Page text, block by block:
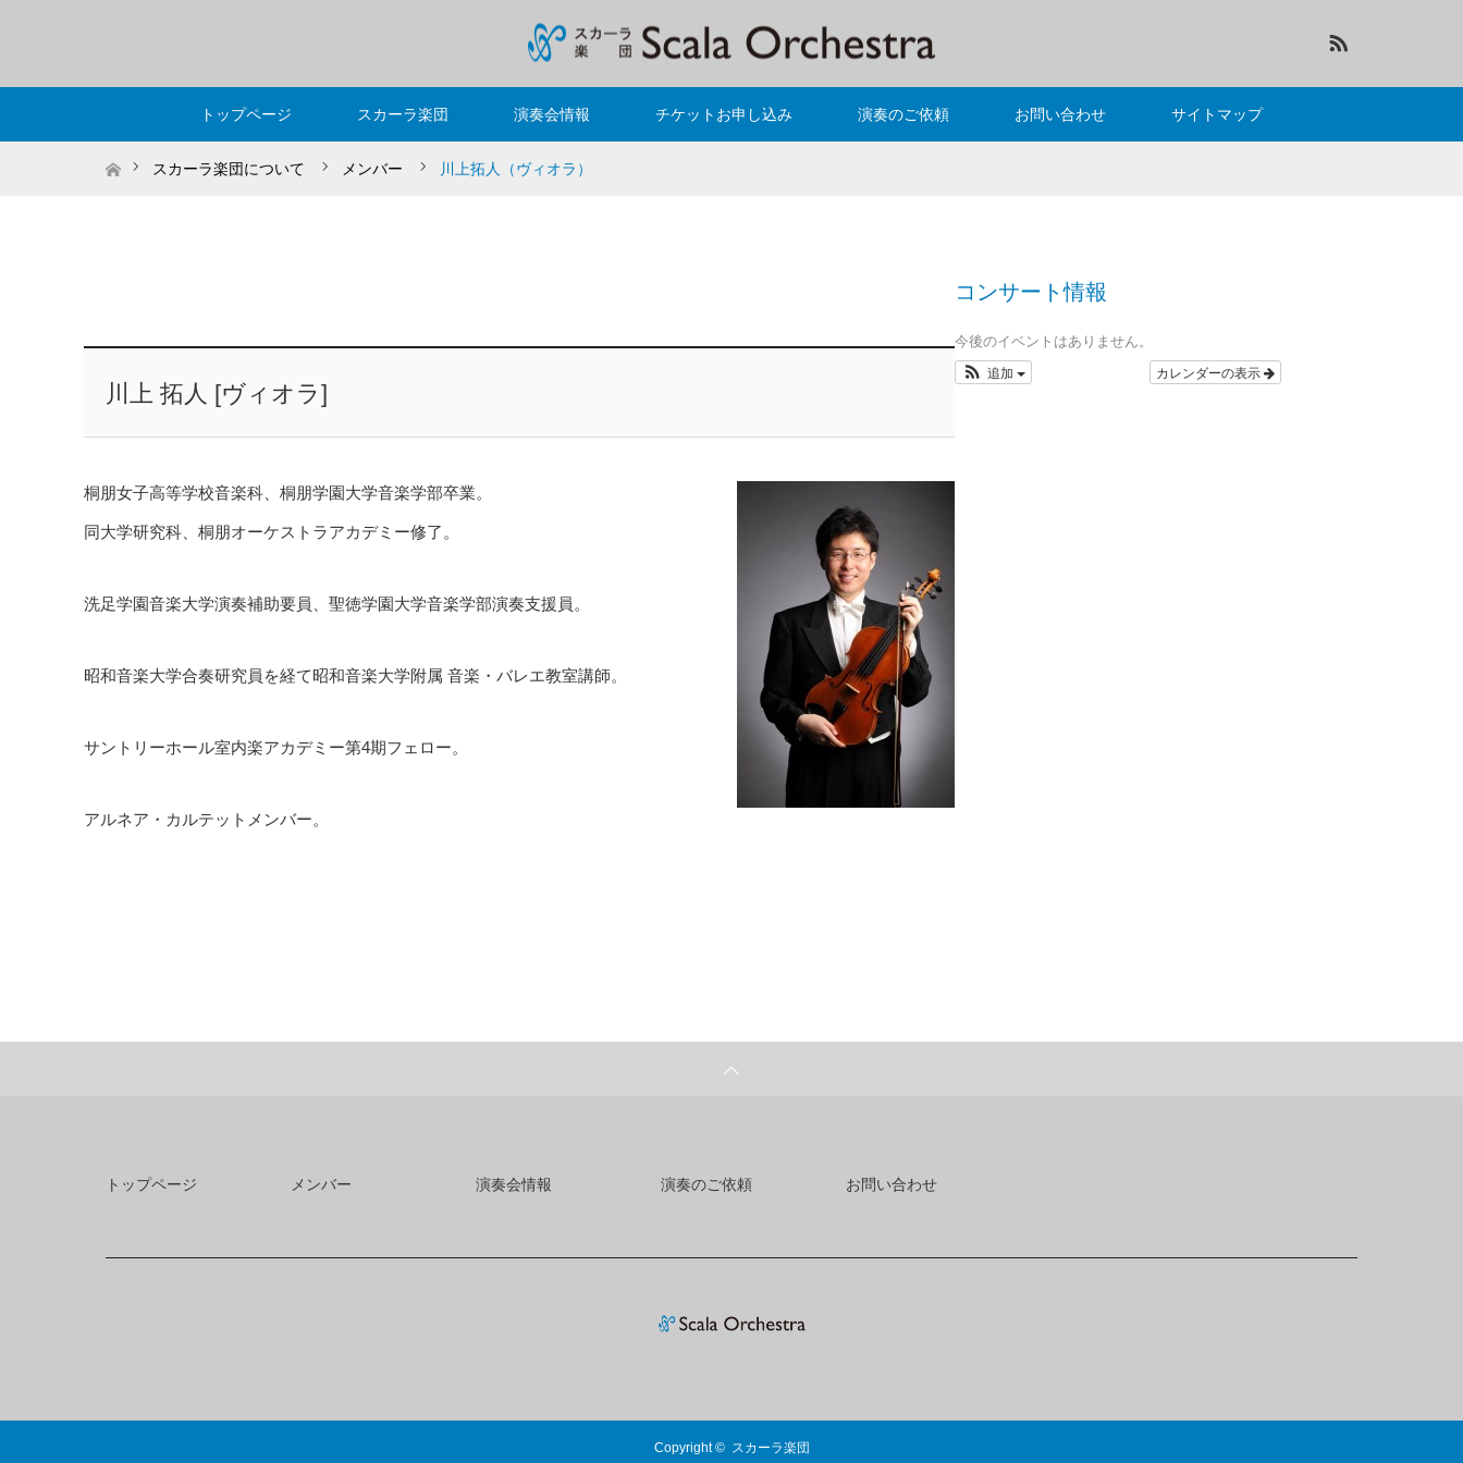
トップページ スカーラ楽団 演奏会情報 チケットお申し込み 演奏のご依頼 お問い合わせ サイトマップ
ホームスカーラ楽団について メンバー 川上拓人（ヴィオラ）
川上 拓人 [ヴィオラ]
桐朋女子高等学校音楽科、桐朋学園大学音楽学部卒業。
同大学研究科、桐朋オーケストラアカデミー修了。
洗足学園音楽大学演奏補助要員、聖徳学園大学音楽学部演奏支援員。
昭和音楽大学合奏研究員を経て昭和音楽大学附属 音楽・バレエ教室講師。
サントリーホール室内楽アカデミー第4期フェロー。
アルネア・カルテットメンバー。
コンサート情報
今後のイベントはありません。
カレンダーの表示
追加
トップページ メンバー 演奏会情報 演奏のご依頼 お問い合わせ
Copyright © スカーラ楽団